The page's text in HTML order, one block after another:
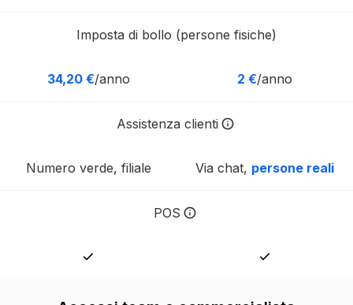
Imposta di bollo (persone fisiche)
34,20 €/anno 2 €/anno
Assistenza clienti
I business expert di Tot
Numero verde, filiale Via chat, persone reali
POS
POS disponibile per